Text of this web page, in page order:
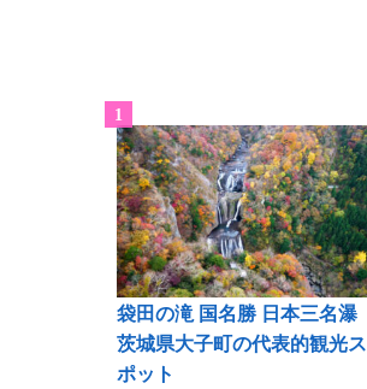
袋田の滝 国名勝 日本三名瀑
茨城県大子町の代表的観光ス
ポット